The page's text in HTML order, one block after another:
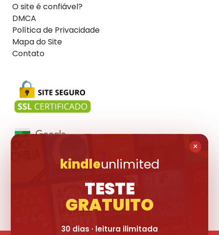
O site é confiável?
DMCA
Política de Privacidade
Mapa do Site
Contato
×
kindleunlimited
TESTE
GRATUITO
30 dias · leitura ilimitada